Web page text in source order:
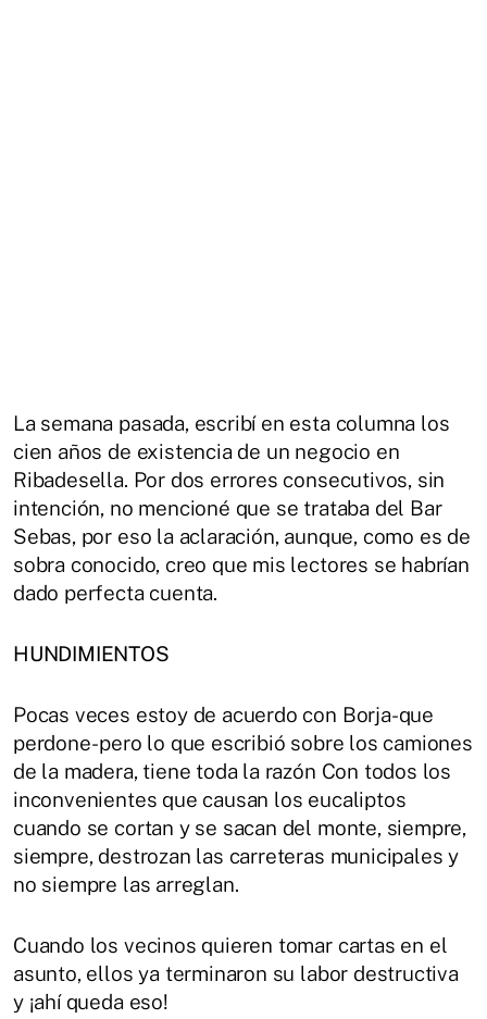
La semana pasada, escribí en esta columna los
cien años de existencia de un negocio en
Ribadesella. Por dos errores consecutivos, sin
intención, no mencioné que se trataba del Bar
Sebas, por eso la aclaración, aunque, como es de
sobra conocido, creo que mis lectores se habrían
dado perfecta cuenta.
HUNDIMIENTOS
Pocas veces estoy de acuerdo con Borja-que
perdone- pero lo que escribió sobre los camiones
de la madera, tiene toda la razón Con todos los
inconvenientes que causan los eucaliptos
cuando se cortan y se sacan del monte, siempre,
siempre, destrozan las carreteras municipales y
no siempre las arreglan.
Cuando los vecinos quieren tomar cartas en el
asunto, ellos ya terminaron su labor destructiva
y ¡ahí queda eso!